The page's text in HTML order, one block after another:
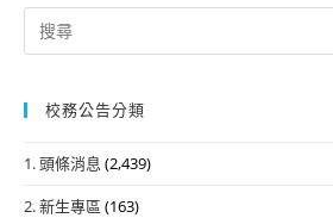
Search
for:
校務公告分類
1. 頭條消息 (2,439)
2. 新生專區 (163)